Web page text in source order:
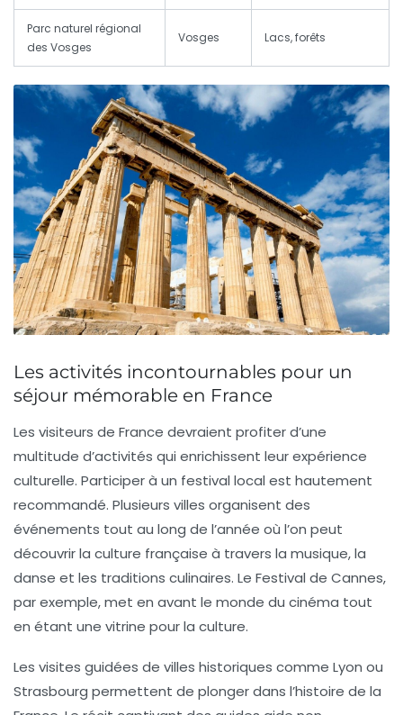
Parc naturel régional
des Vosges
Vosges Lacs, forêts
Les activités incontournables pour un
séjour mémorable en France
Les visiteurs de France devraient profiter d’une
multitude d’activités qui enrichissent leur expérience
culturelle. Participer à un festival local est hautement
recommandé. Plusieurs villes organisent des
événements tout au long de l’année où l’on peut
découvrir la culture française à travers la musique, la
danse et les traditions culinaires. Le Festival de Cannes,
par exemple, met en avant le monde du cinéma tout
en étant une vitrine pour la culture.
Les visites guidées de villes historiques comme Lyon ou
Strasbourg permettent de plonger dans l’histoire de la